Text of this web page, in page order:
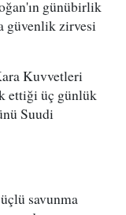
günübirlik
güvenlik zirvesi
Kuvvetleri
ettiği üç günlük
Suudi
savunma